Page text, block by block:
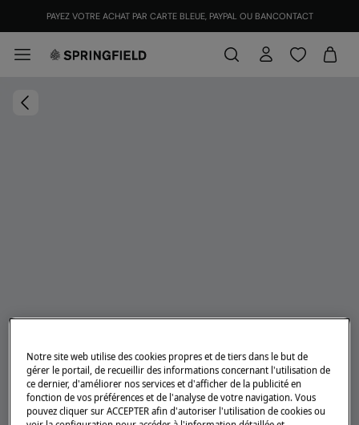
PAYEZ VOTRE ACHAT PAR CARTE BLEUE, PAYPAL OU BANCONTACT
Notre site web utilise des cookies propres et de tiers dans le but de
gérer le portail, de recueillir des informations concernant l'utilisation de
ce dernier, d'améliorer nos services et d'afficher de la publicité en
fonction de vos préférences et de l'analyse de votre navigation. Vous
pouvez cliquer sur ACCEPTER afin d'autoriser l'utilisation de cookies ou